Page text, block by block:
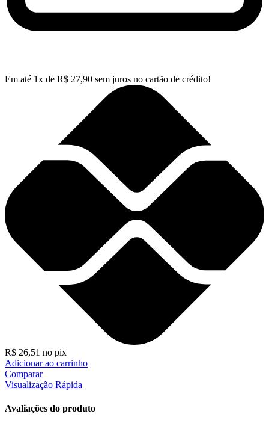
Em até 1x de R$ 27,90 sem juros no cartão de crédito!
R$ 26,51 no pix
Adicionar ao carrinho
Comparar
Visualização Rápida
Avaliações do produto